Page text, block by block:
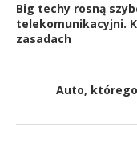
Big techy rosną
telekomunikacyjni.
zasadach
Auto,